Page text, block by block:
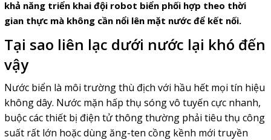
khả năng triển khai đội robot biển phối hợp theo thời
gian thực mà không cần nổi lên mặt nước để kết nối.
Tại sao liên lạc dưới nước lại khó đến
vậy
Nước biển là môi trường thù địch với hầu hết mọi tín hiệu
không dây. Nước mặn hấp thụ sóng vô tuyến cực nhanh,
buộc cácthiết bị điện tửthông thường phải tiêu thụ công
suất rất lớn hoặc dùng ăng-ten cồng kềnh mới truyền